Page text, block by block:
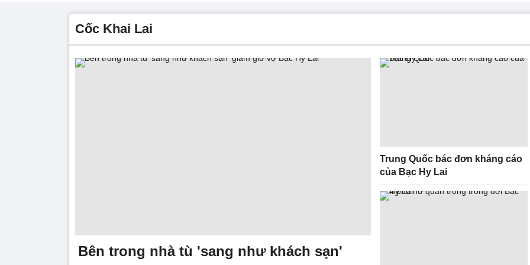
Cốc Khai Lai
Bên trong nhà tù 'sang như khách sạn'
Trung Quốc bác đơn kháng cáo
của Bạc Hy Lai